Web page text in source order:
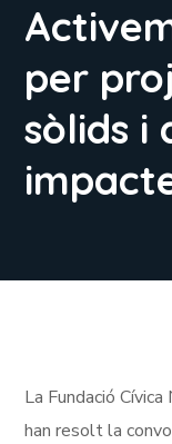
per
sòlids i
La Fundació
han resolt la